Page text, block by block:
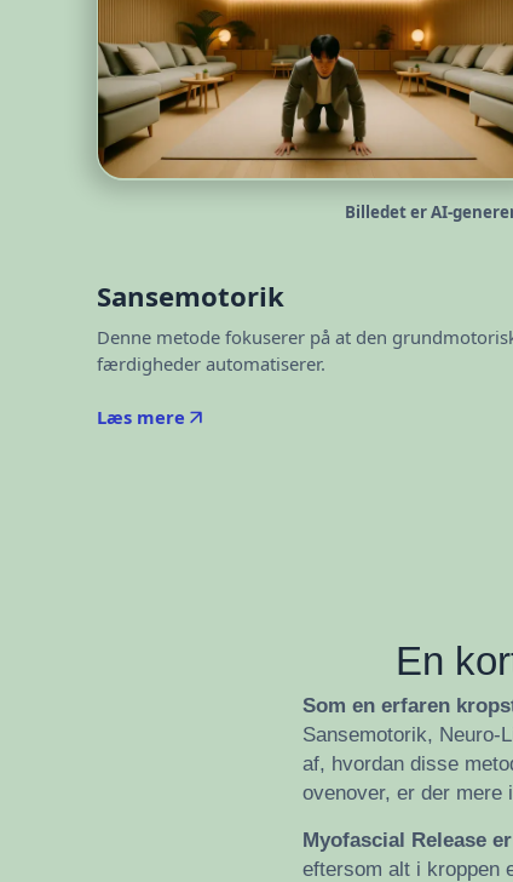
Billedet er AI-
Sansemotorik
Denne metode fokuserer på at den
færdigheder automatiserer.
Læs mere
En
Som en erfaren
Sansemotorik, Neuro-
af, hvordan disse
ovenover, er der mere
Myofascial Release
eftersom alt i kroppen